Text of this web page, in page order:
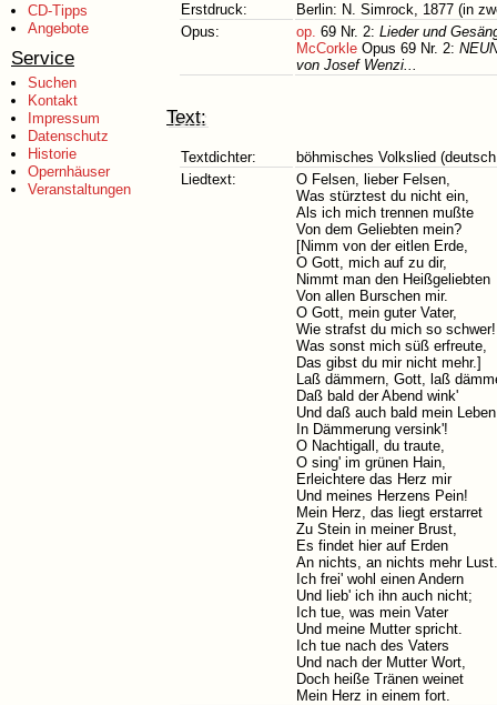
CD-Tipps
Angebote
Service
Suchen
Kontakt
Impressum
Datenschutz
Historie
Opernhäuser
Veranstaltungen
Erstdruck:
Berlin: N. Simrock, 1877 (in
Opus:
op. 69 Nr. 2: Lieder und
McCorkle Opus 69 Nr. 2:
von Josef Wenzi...
Text:
Textdichter:
böhmisches Volkslied
Liedtext:
O Felsen, lieber Felsen,
Was stürztest du nicht ein,
Als ich mich trennen mußte
Von dem Geliebten mein?
[Nimm von der eitlen Erde,
O Gott, mich auf zu dir,
Nimmt man den Heißgeliebten
Von allen Burschen mir.
O Gott, mein guter Vater,
Wie strafst du mich so schwer!
Was sonst mich süß erfreute,
Das gibst du mir nicht mehr.]
Laß dämmern, Gott, laß
Daß bald der Abend wink'
Und daß auch bald mein Leben
In Dämmerung versink'!
O Nachtigall, du traute,
O sing' im grünen Hain,
Erleichtere das Herz mir
Und meines Herzens Pein!
Mein Herz, das liegt erstarret
Zu Stein in meiner Brust,
Es findet hier auf Erden
An nichts, an nichts mehr Lust.
Ich frei' wohl einen Andern
Und lieb' ich ihn auch nicht;
Ich tue, was mein Vater
Und meine Mutter spricht.
Ich tue nach des Vaters
Und nach der Mutter Wort,
Doch heiße Tränen weinet
Mein Herz in einem fort.